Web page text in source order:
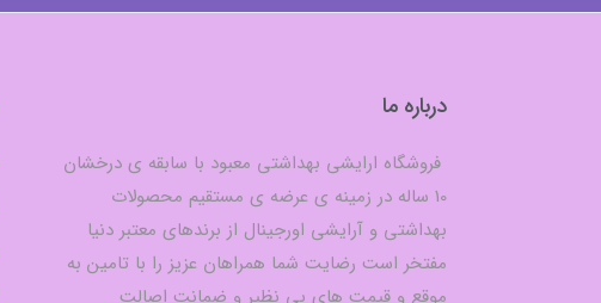
درباره ما
فروشگاه ارایشی بهداشتی معبود با سابقه ی درخشان
10 ساله در زمینه ی عرضه ی مستقیم محصولات
بهداشتی و آرایشی اورجینال از برندهای معتبر دنیا
مفتخر است رضایت شما همراهان عزیز را با تامین به